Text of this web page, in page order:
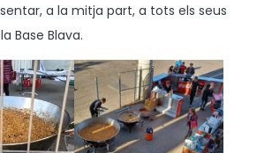
a la mitja part, a tots els seus
Base Blava.